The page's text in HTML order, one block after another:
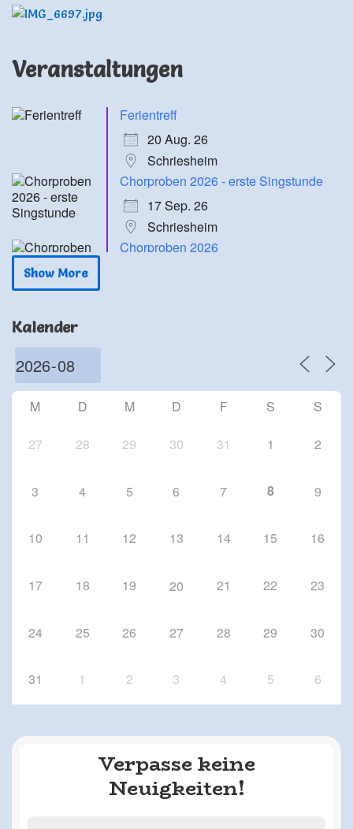
Veranstaltungen
Ferientreff
20 Aug. 26
Schriesheim
Chorproben 2026 - erste Singstunde
17 Sep. 26
Schriesheim
Chorproben 2026
8 Okt. 26
Show More
Kalender
M D M D F S S
27 28 29 30 31 1 2
3 4 5 6 7 8 9
10 11 12 13 14 15 16
17 18 19 20 21 22 23
24 25 26 27 28 29 30
31 1 2 3 4 5 6
Verpasse keine
Neuigkeiten!